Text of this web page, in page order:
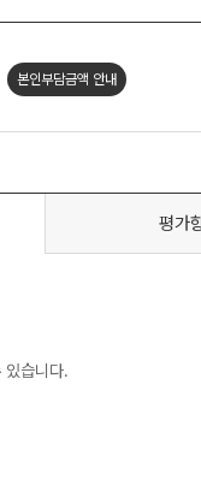
본인부담금액 안내
평가
있습니다.